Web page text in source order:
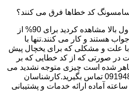
سامسونگ کد خطاها فرق می کنند؟
ارور یا کدخطاهایی که در جدول بالا مشاهده کردید برای 90% از
هستند و کار می کنند.تنها با
با علت و مشکلی که برای یخچال پیش
در صورتی که از کد خطایی که بر
شده است چیزی متوجه نشدید می
توانید با شماره تلفن 09194828760 تماس بگیرید.کارشناسان
شرکت قزوین به صورت 24 ساعته آماده ارائه خدمات و پشتیبانی